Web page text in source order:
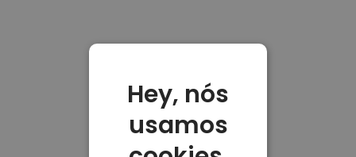
Hey, nós
usamos